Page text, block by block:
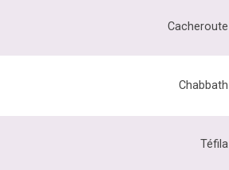
Cacheroute
Chabbath
Téfila